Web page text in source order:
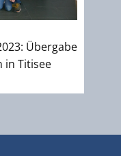
Übergabe
in Titisee